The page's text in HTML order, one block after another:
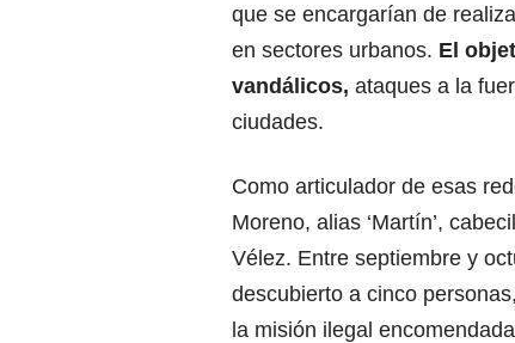
que se encargarían de
en sectores urbanos. El
vandálicos, ataques a la
ciudades.
Como articulador de esas
Moreno, alias ‘Martín’,
Vélez. Entre septiembre y
descubierto a cinco
la misión ilegal